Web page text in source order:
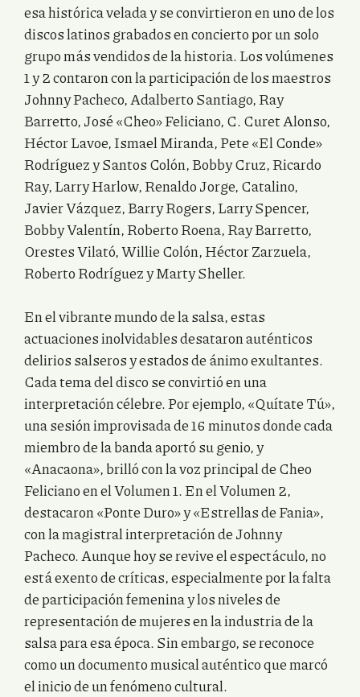
esa histórica velada y se convirtieron en uno de los
discos latinos grabados en concierto por un solo
grupo más vendidos de la historia. Los volúmenes
1 y 2 contaron con la participación de los maestros
Johnny Pacheco, Adalberto Santiago, Ray
Barretto, José «Cheo» Feliciano, C. Curet Alonso,
Héctor Lavoe, Ismael Miranda, Pete «El Conde»
Rodríguez y Santos Colón, Bobby Cruz, Ricardo
Ray, Larry Harlow, Renaldo Jorge, Catalino,
Javier Vázquez, Barry Rogers, Larry Spencer,
Bobby Valentín, Roberto Roena, Ray Barretto,
Orestes Vilató, Willie Colón, Héctor Zarzuela,
Roberto Rodríguez y Marty Sheller.
En el vibrante mundo de la salsa, estas
actuaciones inolvidables desataron auténticos
delirios salseros y estados de ánimo exultantes.
Cada tema del disco se convirtió en una
interpretación célebre. Por ejemplo, «Quítate Tú»,
una sesión improvisada de 16 minutos donde cada
miembro de la banda aportó su genio, y
«Anacaona», brilló con la voz principal de Cheo
Feliciano en el Volumen 1. En el Volumen 2,
destacaron «Ponte Duro» y «Estrellas de Fania»,
con la magistral interpretación de Johnny
Pacheco. Aunque hoy se revive el espectáculo, no
está exento de críticas, especialmente por la falta
de participación femenina y los niveles de
representación de mujeres en la industria de la
salsa para esa época. Sin embargo, se reconoce
como un documento musical auténtico que marcó
el inicio de un fenómeno cultural.